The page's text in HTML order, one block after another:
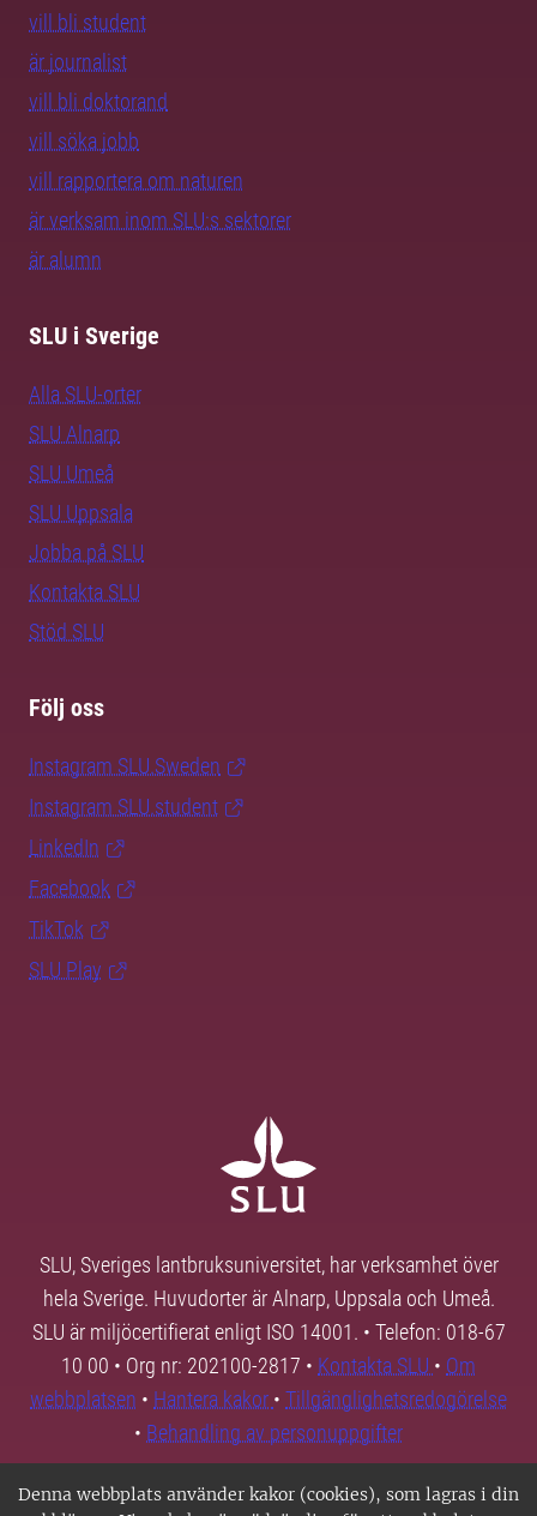
Denna webbplats använder kakor (cookies), som lagras i din
vill bli student
är journalist
vill bli doktorand
vill söka jobb
vill rapportera om naturen
är verksam inom SLU:s sektorer
är alumn
SLU i Sverige
Alla SLU-orter
SLU Alnarp
SLU Umeå
SLU Uppsala
Jobba på SLU
Kontakta SLU
Stöd SLU
Följ oss
Instagram SLU.Sweden
Instagram SLU.student
LinkedIn
Facebook
TikTok
SLU Play
SLU, Sveriges lantbruksuniversitet, har verksamhet över
hela Sverige. Huvudorter är Alnarp, Uppsala och Umeå.
SLU är miljöcertifierat enligt ISO 14001. • Telefon: 018-67
10 00 • Org nr: 202100-2817 • Kontakta SLU • Om
webbplatsen • Hantera kakor • Tillgänglighetsredogörelse
• Behandling av personuppgifter